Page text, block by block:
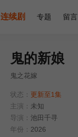
连续剧 专题 留言
鬼的新娘
鬼之花嫁
状态： 更新至1集
主演： 未知
导演： 池田千寻
年份： 2026